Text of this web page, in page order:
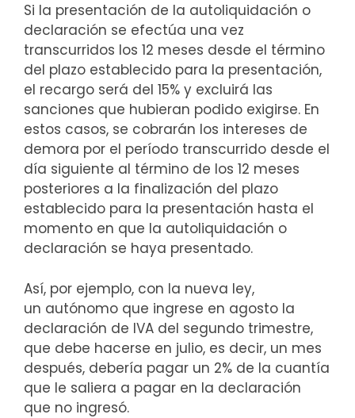
Si la presentación de la autoliquidación o
declaración se efectúa una vez
transcurridos los 12 meses desde el término
del plazo establecido para la presentación,
el recargo será del 15% y excluirá las
sanciones que hubieran podido exigirse. En
estos casos, se cobrarán los intereses de
demora por el período transcurrido desde el
día siguiente al término de los 12 meses
posteriores a la finalización del plazo
establecido para la presentación hasta el
momento en que la autoliquidación o
declaración se haya presentado.
Así, por ejemplo, con la nueva ley,
un autónomo que ingrese en agosto la
declaración de IVA del segundo trimestre,
que debe hacerse en julio, es decir, un mes
después, debería pagar un 2% de la cuantía
que le saliera a pagar en la declaración
que no ingresó.